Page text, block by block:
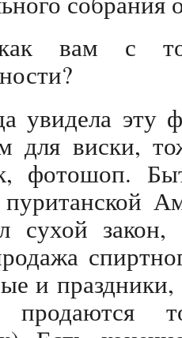
вам с
увидела эту
для виски,
фотошоп.
сухой закон,
и
продаются